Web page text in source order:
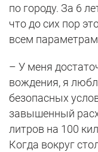
по городу. За 6
что до сих пор
всем
– У меня
вождения, я
безопасных
завышенный
литров на 100
Когда вокруг